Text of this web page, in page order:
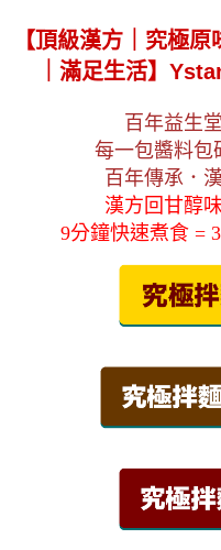
【頂級漢方｜究極
｜滿足生活】
百年益生
每一包醬料包
百年傳承．
漢方回甘醇
9分鐘快速煮食 =